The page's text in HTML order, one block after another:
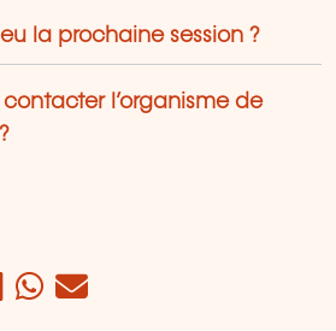
la prochaine session ?
l’organisme de
LinkedIn
WhatsApp
Mail